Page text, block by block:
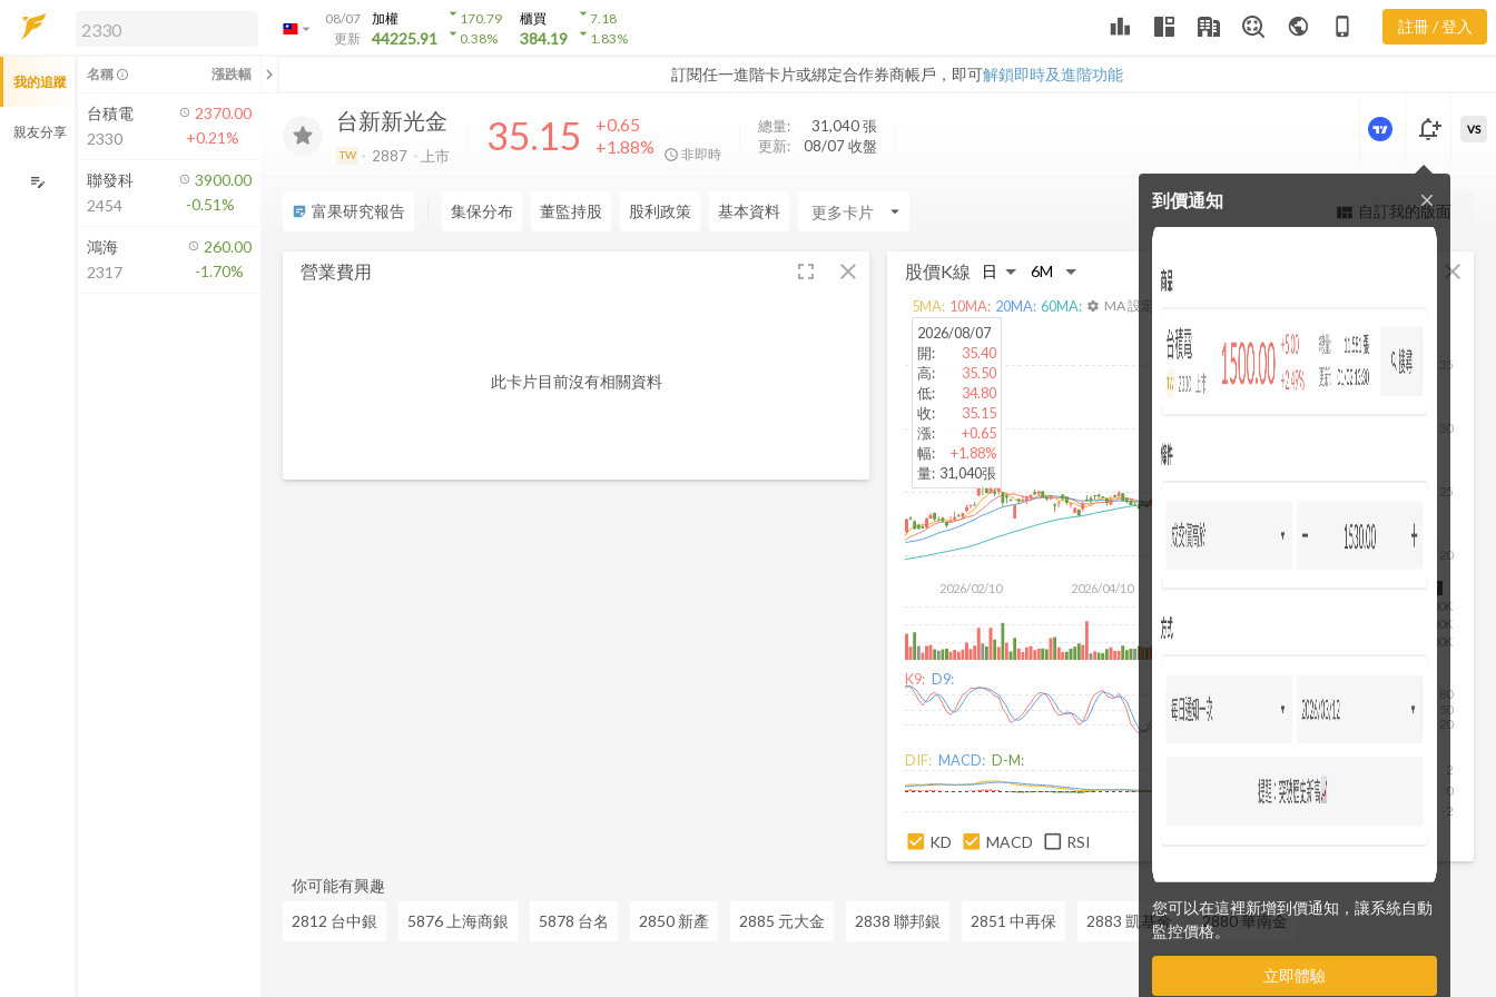
arrow_drop_down
08/07
更新
加權
44225.91
arrow_drop_down170.79
arrow_drop_down0.38%
櫃買
384.19
arrow_drop_down7.18
arrow_drop_down1.83% leaderboard public phone_iphone 註冊 / 登入
訂閱任一進階卡片或綁定合作券商帳戶，即可解鎖即時及進階功能
解鎖即時行情及進階功能
方案」，即可解鎖以下功能：
即時行情
即時市況與排行
成交金額熱力圖
前往方案訂閱
如何綁定合作券商
用
台新新光金
TW 2887 上市 35.15
+0.65
+1.88%
非即時
總量: 31,040張
更新:
08/07 收盤
更強大的進階價量圖表
notification_add
到價通知
您可以在這裡新增到價通知，讓系統自動
監控價格。
立即體驗
close
VS
sticky_note_2 富果研究報告 集保分布 董監持股 股利政策 基本資料 arrow_drop_down view_quilt 自訂我的版面
營業費用 fullscreen close
此卡片目前沒有相關資料
股價K線 close
2026/02/10 2026/04/10
20
25
30
35
2026/08/07
100K
200K
300K
2026/08/07
開:
35.40
高:
35.50
低:
34.80
收:
35.15
漲:
+0.65
幅:
+1.88%
量: 31,040張
5MA: 10MA: 20MA: 60MA: settings MA 設定
K9: D9:
20
50
80
DIF: MACD: D-M:
-2
0
2
KD MACD RSI
你可能有興趣
2812 台中銀
5876 上海商銀 5878 台名 2850 新產 2885 元大金 2838 聯邦銀 2851 中再保 2883 凱基金 2880 華南金
我的追蹤
親友分享
edit_note
名稱 info_outline 漲跌幅 chevron_left
台積電
2330
2370.00
+0.21%
聯發科
2454
3900.00
-0.51%
鴻海
2317
260.00
-1.70%